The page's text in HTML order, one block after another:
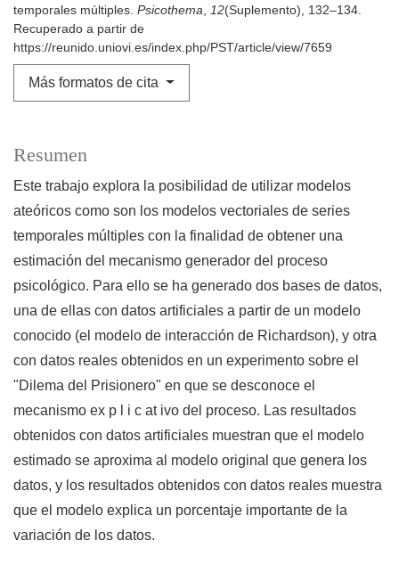
temporales múltiples. Psicothema, 12(Suplemento), 132–134.
Recuperado a partir de
https://reunido.uniovi.es/index.php/PST/article/view/7659
Más formatos de cita
Resumen
Este trabajo explora la posibilidad de utilizar modelos
ateóricos como son los modelos vectoriales de series
temporales múltiples con la finalidad de obtener una
estimación del mecanismo generador del proceso
psicológico. Para ello se ha generado dos bases de datos,
una de ellas con datos artificiales a partir de un modelo
conocido (el modelo de interacción de Richardson), y otra
con datos reales obtenidos en un experimento sobre el
"Dilema del Prisionero" en que se desconoce el
mecanismo ex p l i c at ivo del proceso. Las resultados
obtenidos con datos artificiales muestran que el modelo
estimado se aproxima al modelo original que genera los
datos, y los resultados obtenidos con datos reales muestra
que el modelo explica un porcentaje importante de la
variación de los datos.